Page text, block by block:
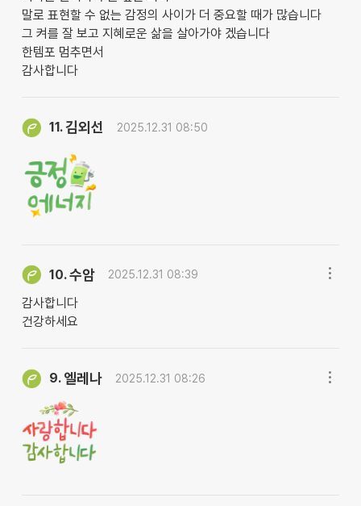
말로 표현할 수 없는 감정의 사이가 더 중요할 때가 많습니다
그 켜를 잘 보고 지혜로운 삶을 살아가야 겠습니다
한템포 멈추면서
감사합니다
11.김외선 2025.12.31 08:50
10.수암 2025.12.31 08:39
감사합니다
건강하세요
9. 엘레나 2025.12.31 08:26